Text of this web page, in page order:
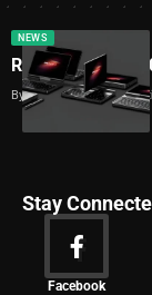
NEWS
Ryzen AI 9 HX
ByDimas Galih Windudjati
Stay
Facebook
News